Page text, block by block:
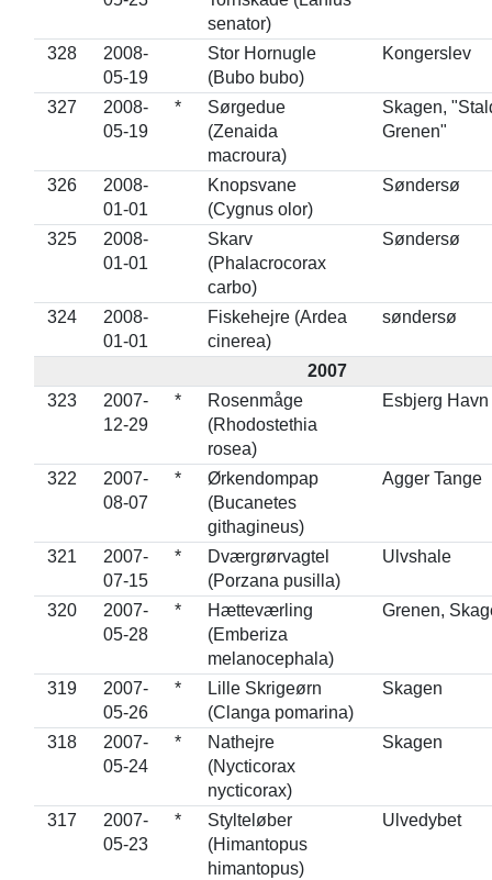
senator)
328
2008-
05-19
Stor Hornugle
(Bubo bubo)
Kongerslev
327
2008-
05-19
*
Sørgedue
(Zenaida
macroura)
Skagen,
Grenen"
326
2008-
01-01
Knopsvane
(Cygnus olor)
Søndersø
325
2008-
01-01
Skarv
(Phalacrocorax
carbo)
Søndersø
324
2008-
01-01
Fiskehejre (Ardea
cinerea)
søndersø
2007
323
2007-
12-29
*
Rosenmåge
(Rhodostethia
rosea)
Esbjerg Havn
322
2007-
08-07
*
Ørkendompap
(Bucanetes
githagineus)
Agger Tange
321
2007-
07-15
*
Dværgrørvagtel
(Porzana pusilla)
Ulvshale
320
2007-
05-28
*
Hætteværling
(Emberiza
melanocephala)
Grenen,
319
2007-
05-26
*
Lille Skrigeørn
(Clanga pomarina)
Skagen
318
2007-
05-24
*
Nathejre
(Nycticorax
nycticorax)
Skagen
317
2007-
05-23
*
Stylteløber
(Himantopus
himantopus)
Ulvedybet